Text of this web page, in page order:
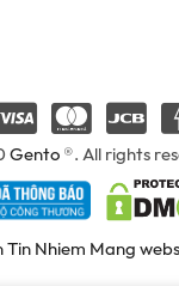
Gento®. All rights